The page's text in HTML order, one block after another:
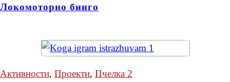
Локомоторно бинго
Активности, Проекти, Пчелка 2